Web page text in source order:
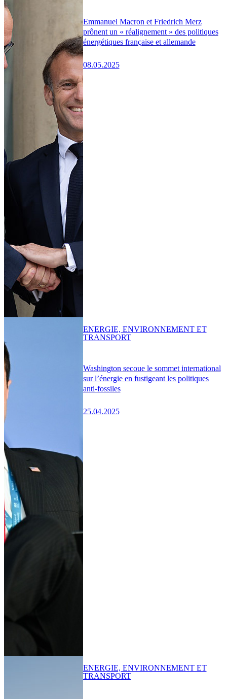
Emmanuel Macron et Friedrich Merz
prônent un « réalignement » des politiques
énergétiques française et allemande
08.05.2025
Washington secoue le sommet international
sur l’énergie en fustigeant les politiques
anti-fossiles
25.04.2025
ENERGIE, ENVIRONNEMENT ET
TRANSPORT
ENERGIE, ENVIRONNEMENT ET
TRANSPORT